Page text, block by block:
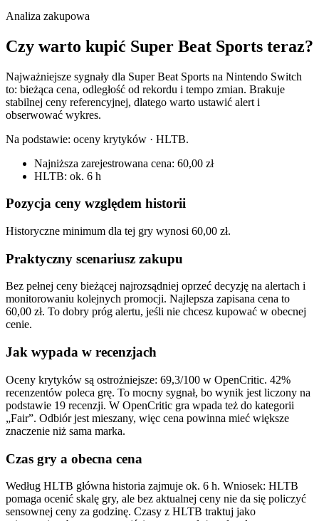
Analiza zakupowa
Czy warto kupić Super Beat Sports teraz?
Najważniejsze sygnały dla Super Beat Sports na Nintendo Switch
to: bieżąca cena, odległość od rekordu i tempo zmian. Brakuje
stabilnej ceny referencyjnej, dlatego warto ustawić alert i
obserwować wykres.
Na podstawie: oceny krytyków · HLTB.
Najniższa zarejestrowana cena: 60,00 zł
HLTB: ok. 6 h
Pozycja ceny względem historii
Historyczne minimum dla tej gry wynosi 60,00 zł.
Praktyczny scenariusz zakupu
Bez pełnej ceny bieżącej najrozsądniej oprzeć decyzję na alertach i
monitorowaniu kolejnych promocji. Najlepsza zapisana cena to
60,00 zł. To dobry próg alertu, jeśli nie chcesz kupować w obecnej
cenie.
Jak wypada w recenzjach
Oceny krytyków są ostrożniejsze: 69,3/100 w OpenCritic. 42%
recenzentów poleca grę. To mocny sygnał, bo wynik jest liczony na
podstawie 19 recenzji. W OpenCritic gra wpada też do kategorii
„Fair”. Odbiór jest mieszany, więc cena powinna mieć większe
znaczenie niż sama marka.
Czas gry a obecna cena
Według HLTB główna historia zajmuje ok. 6 h. Wniosek: HLTB
pomaga ocenić skalę gry, ale bez aktualnej ceny nie da się policzyć
sensownej ceny za godzinę. Czasy z HLTB traktuj jako